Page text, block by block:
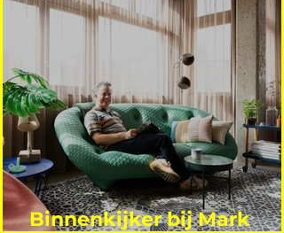
Binnenkijker bij Mark